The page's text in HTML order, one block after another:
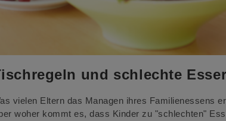
und schlechte Esser
vielen Eltern das Managen ihres Familienessens
woher kommt es, dass Kinder zu "schlechten"